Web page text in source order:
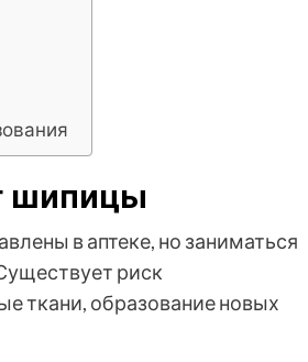
шипицы
в аптеке, но заниматься
риск
ткани, образование новых